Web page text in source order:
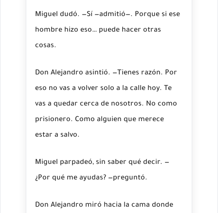
Miguel dudó. —Sí —admitió—. Porque si ese
hombre hizo eso… puede hacer otras
cosas.
Don Alejandro asintió. —Tienes razón. Por
eso no vas a volver solo a la calle hoy. Te
vas a quedar cerca de nosotros. No como
prisionero. Como alguien que merece
estar a salvo.
Miguel parpadeó, sin saber qué decir. —
¿Por qué me ayudas? —preguntó.
Don Alejandro miró hacia la cama donde